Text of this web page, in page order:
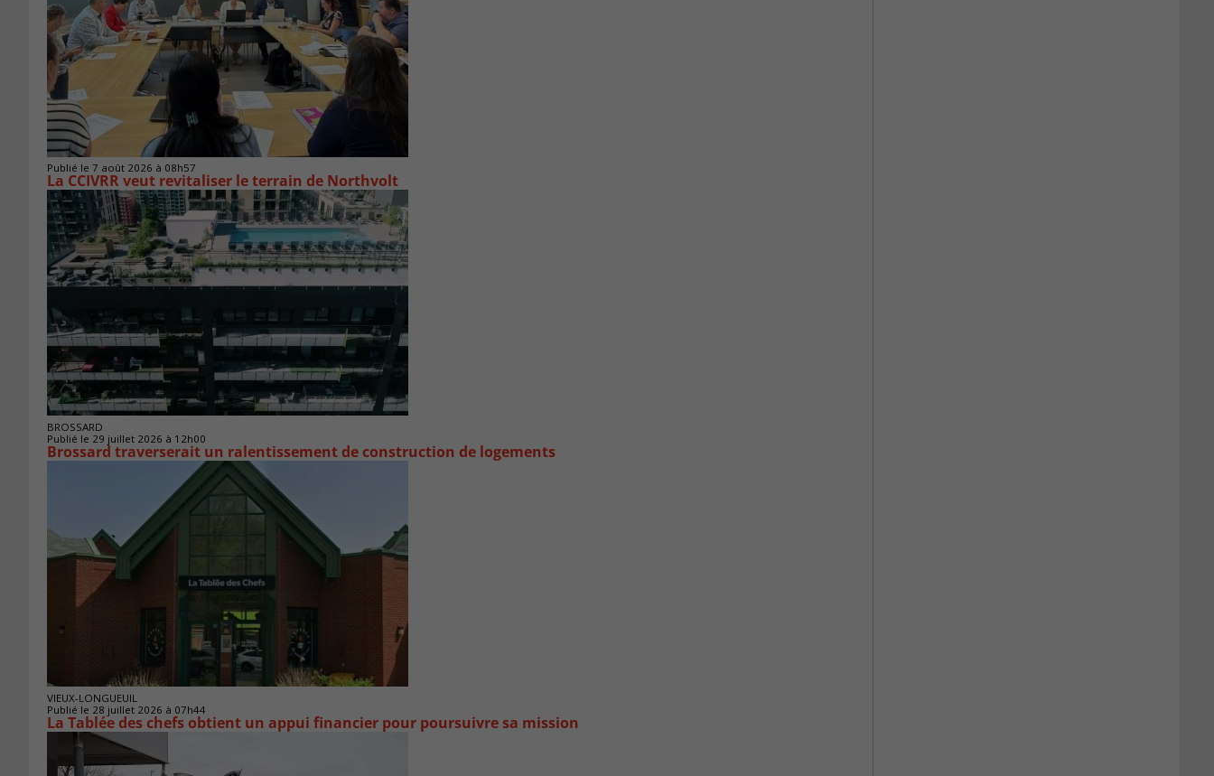
Publié le 7 août 2026 à 08h57
La CCIVRR veut revitaliser le terrain de Northvolt
BROSSARD
Publié le 29 juillet 2026 à 12h00
Brossard traverserait un ralentissement de construction de logements
VIEUX-LONGUEUIL
Publié le 28 juillet 2026 à 07h44
La Tablée des chefs obtient un appui financier pour poursuivre sa mission